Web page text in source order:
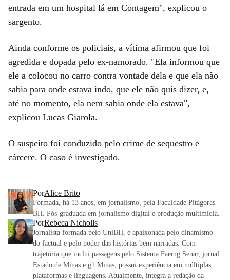
entrada em um hospital lá em Contagem", explicou o
sargento.
Ainda conforme os policiais, a vítima afirmou que foi
agredida e dopada pelo ex-namorado. "Ela informou que
ele a colocou no carro contra vontade dela e que ela não
sabia para onde estava indo, que ele não quis dizer, e,
até no momento, ela nem sabia onde ela estava",
explicou Lucas Giarola.
O suspeito foi conduzido pelo crime de sequestro e
cárcere. O caso é investigado.
PorAlice Brito
Formada, há 13 anos, em jornalismo, pela Faculdade Pitágoras
BH. Pós-graduada em jornalismo digital e produção multimídia.
PorRebeca Nicholls
Jornalista formada pelo UniBH, é apaixonada pelo dinamismo
do factual e pelo poder das histórias bem narradas. Com
trajetória que inclui passagens pelo Sistema Faemg Senar, jornal
Estado de Minas e g1 Minas, possui experiência em múltiplas
plataformas e linguagens. Atualmente, integra a redação da